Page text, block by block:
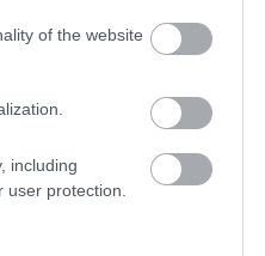
of the website
including
protection.
(1 )Azovi szigetek
világít
(1
az
Az anyagból
az
az Aranykor imája
)
Az egység
az ég ajándéka
nevében
Az emberi
kápolnájának